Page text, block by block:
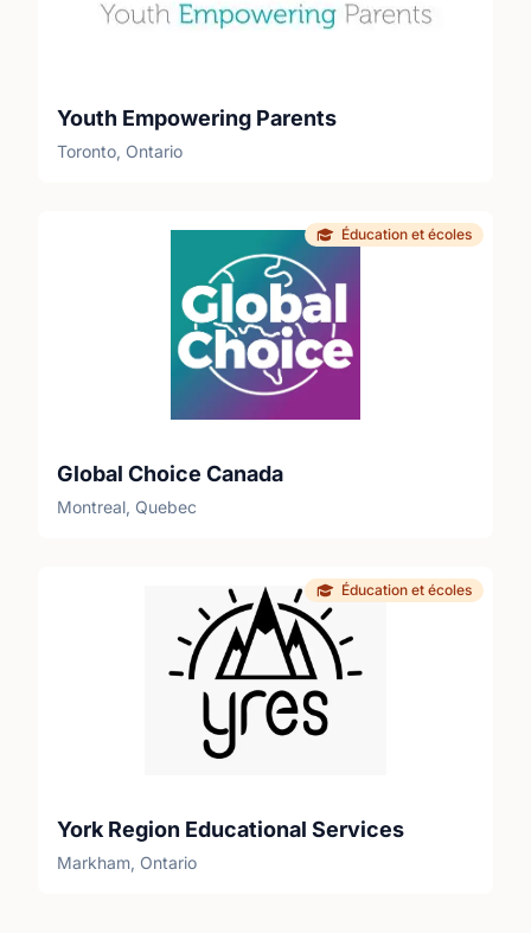
Youth Empowering Parents
Toronto, Ontario
Éducation et écoles
Global Choice Canada
Montreal, Quebec
Éducation et écoles
York Region Educational Services
Markham, Ontario